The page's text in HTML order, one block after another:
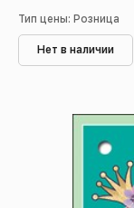
Тип цены: Розница
Нет в наличии